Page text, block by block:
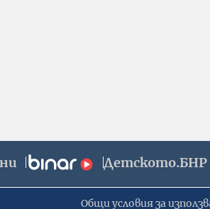
Детското.БНР
Общи условия за